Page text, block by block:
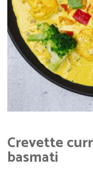
Crevette
basmati